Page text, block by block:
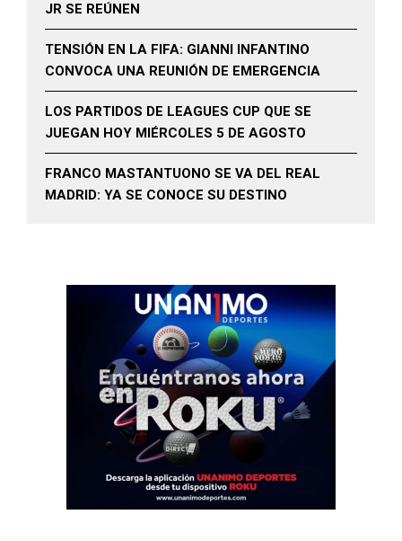
JR SE REÚNEN
TENSIÓN EN LA FIFA: GIANNI INFANTINO
CONVOCA UNA REUNIÓN DE EMERGENCIA
LOS PARTIDOS DE LEAGUES CUP QUE SE
JUEGAN HOY MIÉRCOLES 5 DE AGOSTO
FRANCO MASTANTUONO SE VA DEL REAL
MADRID: YA SE CONOCE SU DESTINO